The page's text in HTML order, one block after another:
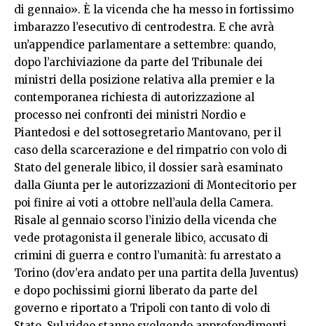
di gennaio». È la vicenda che ha messo in fortissimo
imbarazzo l’esecutivo di centrodestra. E che avrà
un’appendice parlamentare a settembre: quando,
dopo l’archiviazione da parte del Tribunale dei
ministri della posizione relativa alla premier e la
contemporanea richiesta di autorizzazione al
processo nei confronti dei ministri Nordio e
Piantedosi e del sottosegretario Mantovano, per il
caso della scarcerazione e del rimpatrio con volo di
Stato del generale libico, il dossier sarà esaminato
dalla Giunta per le autorizzazioni di Montecitorio per
poi finire ai voti a ottobre nell’aula della Camera.
Risale al gennaio scorso l’inizio della vicenda che
vede protagonista il generale libico, accusato di
crimini di guerra e contro l’umanità: fu arrestato a
Torino (dov’era andato per una partita della Juventus)
e dopo pochissimi giorni liberato da parte del
governo e riportato a Tripoli con tanto di volo di